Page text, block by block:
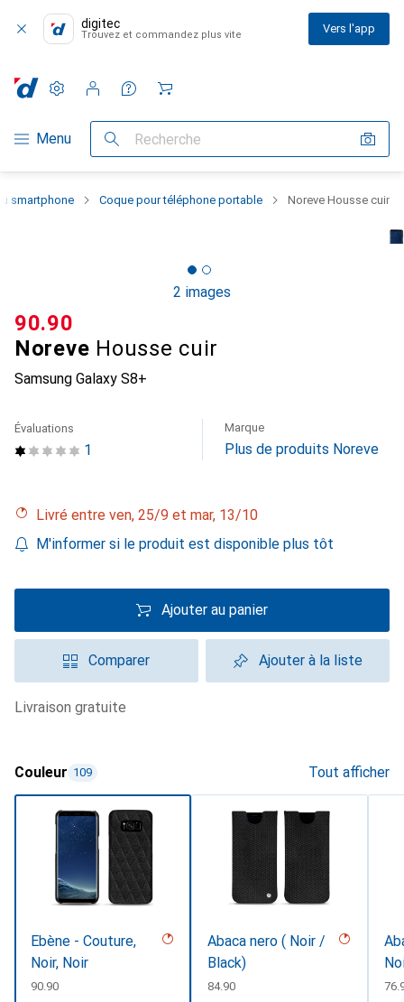
digitec
Trouvez et commandez plus vite Vers l'app
Navigation par catégorie
Menu Recherche
Paramètres
Compte client
Listes de comparaison
Listes d'envies
Panier
smartphone Coque pour téléphone portable Noreve Housse cuir
2 images
Noreve Housse cuir
Samsung Galaxy S8+
CHF
90.90
1
Évaluations Marque
Plus de produits Noreve
Livré entre ven, 25/9 et mar, 13/10
M'informer si le produit est disponible plus tôt
Ajouter au panier
Comparer Ajouter à la liste
livraison gratuite
Couleur 109 Tout afficher
Ebène - Couture,
Noir, Noir
CHF
90.90
Abaca nero ( Noir /
Black)
CHF
84.90